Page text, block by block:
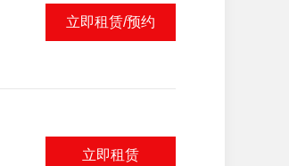
立即租赁/预约
立即租赁